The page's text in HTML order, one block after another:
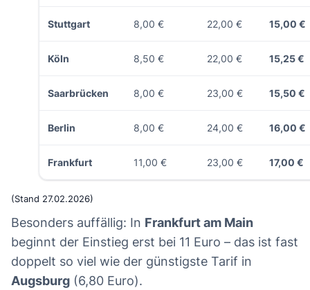
Stuttgart 8,00 € 22,00 € 15,00 €
Köln 8,50 € 22,00 € 15,25 €
Saarbrücken 8,00 € 23,00 € 15,50 €
Berlin 8,00 € 24,00 € 16,00 €
Frankfurt 11,00 € 23,00 € 17,00 €
(Stand 27.02.2026)
Besonders auffällig: In Frankfurt am Main
beginnt der Einstieg erst bei 11 Euro – das ist fast
doppelt so viel wie der günstigste Tarif in
Augsburg (6,80 Euro).